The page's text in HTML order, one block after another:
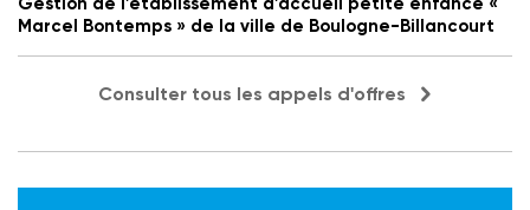
Marcel Bontemps » de la ville de Boulogne-Billancourt
Consulter tous les appels d'offres